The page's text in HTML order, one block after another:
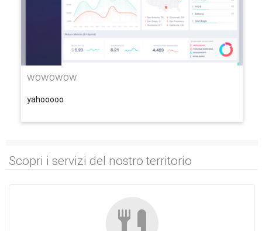
wowowow
yahooooo
Scopri i servizi del nostro territorio